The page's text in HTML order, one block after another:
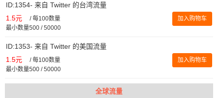
ID:1354- 来自 Twitter 的台湾流量
1.5元 /每100数量
最小数量500 / 50000
加入购物车
ID:1353- 来自 Twitter 的美国流量
1.5元 /每100数量
最小数量500 / 50000
加入购物车
全球流量